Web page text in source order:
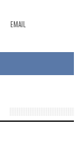
EMAIL